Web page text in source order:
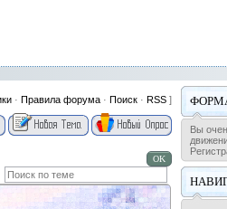
· Правила форума · Поиск · RSS ]
Вы